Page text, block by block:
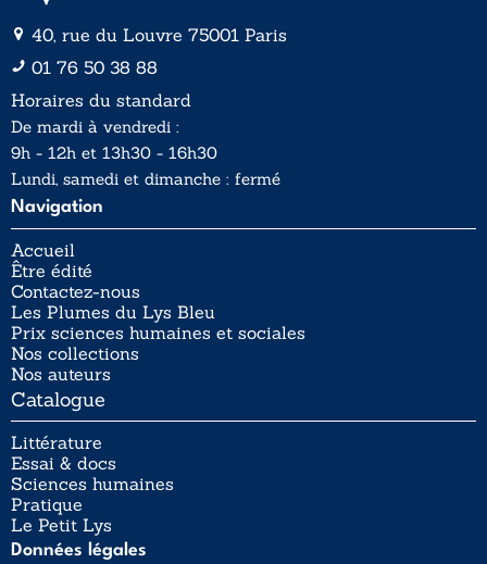
40, rue du Louvre 75001 Paris
01 76 50 38 88
Horaires du standard
De mardi à vendredi :
9h - 12h et 13h30 - 16h30
Lundi, samedi et dimanche : fermé
Navigation
Accueil
Être édité
Contactez-nous
Les Plumes du Lys Bleu
Prix sciences humaines et sociales
Nos collections
Nos auteurs
Catalogue
Littérature
Essai & docs
Sciences humaines
Pratique
Le Petit Lys
Données légales